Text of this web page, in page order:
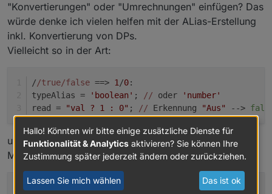
"Konvertierungen" oder "Umrechnungen" einfügen? Das
würde denke ich vielen helfen mit der ALias-Erstellung
inkl. Konvertierung von DPs.
Vielleicht so in der Art:
//true/false ==> 1 /0:
typeAlias =
'boolean' ; // oder
'number'
read =
"val ? 1 : 0" ; // Erkennung "Aus" -->
und dann hätte ich noch eine Frage zu Wh ==> kWh.
Müsste das wie folgt aussehen:
typeAlias = 'number' ;
Hallo! Könnten wir bitte einige zusätzliche Dienste für
Funktionalität & Analytics aktivieren? Sie können Ihre
Zustimmung später jederzeit ändern oder zurückziehen.
Lassen Sie mich wählen Das ist ok